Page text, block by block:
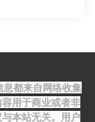
都来自网络收集
用于商业或者非
本站无关。用户